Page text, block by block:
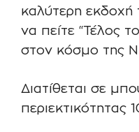
καλύτερη εκδοχή
να πείτε “Τέλος
στον κόσμο της
Διατίθεται σε
περιεκτικότητας